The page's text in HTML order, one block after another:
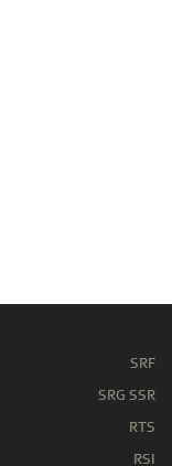
SRF
SRG SSR
RTS
RSI